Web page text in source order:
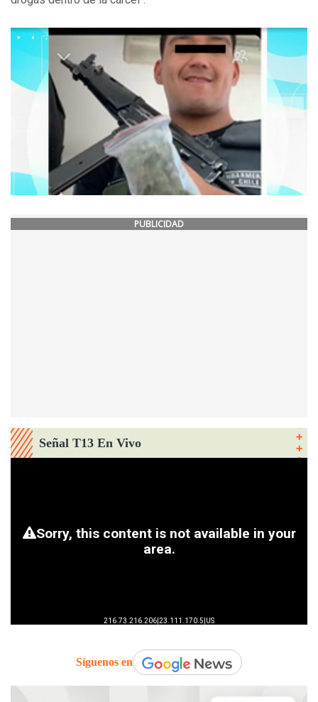
PUBLICIDAD
Señal T13 En Vivo
Síguenos en